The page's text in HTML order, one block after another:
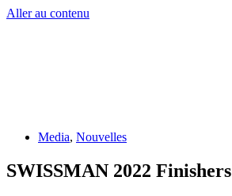
Aller au contenu
Media, Nouvelles
SWISSMAN 2022 Finishers